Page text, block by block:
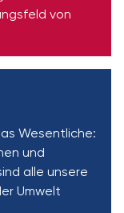
von
Wesentliche:
und
alle unsere
Umwelt